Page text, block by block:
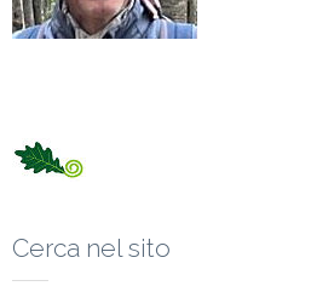
Cerca nel sito